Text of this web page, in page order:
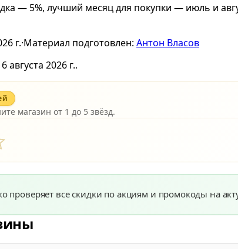
— 5%, лучший месяц для покупки — июль и
г.·Материал подготовлен: Антон Власов
2026 г..
магазин от 1 до 5 звёзд.
проверяет все скидки по акциям и промокоды на